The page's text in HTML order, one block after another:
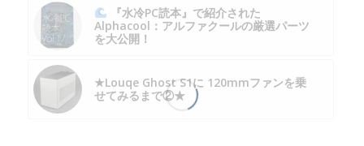
『水冷PC読本』で紹介された
Alphacool：アルファクールの厳選パーツ
を大公開！
★Louqe Ghost S1に 120mmファンを乗
せてみるまで②★